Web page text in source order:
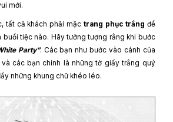
mới.
tất cả khách phải mặc trang phục trắng để
buổi tiệc nào. Hãy tưởng tượng rằng khi bước
Party”. Các bạn như bước vào cánh của
và các bạn chính là những tờ giấy trắng quý
những khung chữ khéo léo.